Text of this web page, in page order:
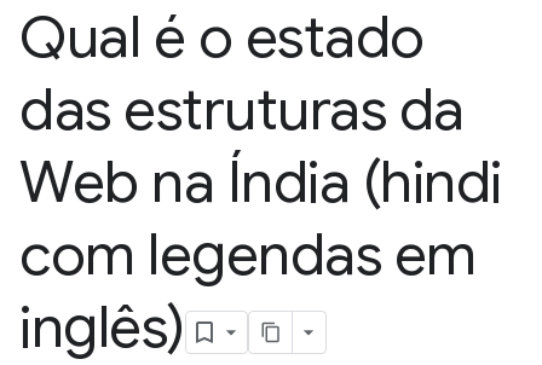
Qual é o estado
das estruturas da
Web na Índia (hindi
com legendas em
inglês)